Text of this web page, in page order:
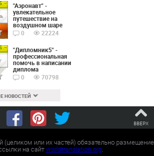
"Аэронавт" -
увлекательное
путешествие на
воздушном шаре
0
22224
"Дипломник5" -
профессиональная
помочь в написании
диплома
0
70798
НОВОСТЕЙ
ВВЕРХ
(целиком или их частей) обязательно размещение
на сайтworldtranslation.org.